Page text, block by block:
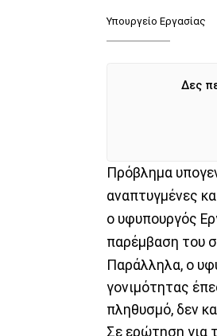
Υπουργείο Εργασίας
Δες
Πρόβλημα
αναπτυγμένες
ο υφυπουργός
παρέμβαση του
Παράλληλα, ο
γονιμότητας
πληθυσμό, δεν
Σε ερώτηση για